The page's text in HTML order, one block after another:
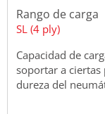
Rango de carga
SL (4 ply)
Capacidad de
soportar a ciertas
dureza del